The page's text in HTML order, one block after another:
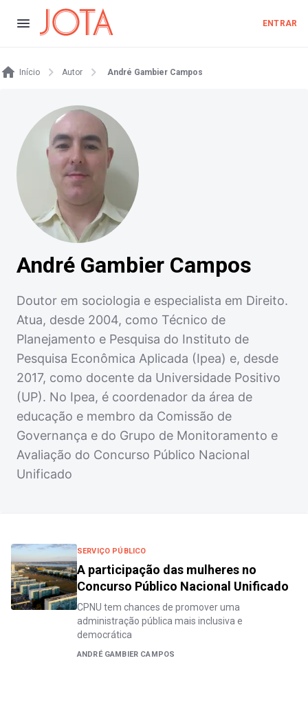
ENTRAR
Início Autor André Gambier Campos
André Gambier Campos
Doutor em sociologia e especialista em Direito.
Atua, desde 2004, como Técnico de
Planejamento e Pesquisa do Instituto de
Pesquisa Econômica Aplicada (Ipea) e, desde
2017, como docente da Universidade Positivo
(UP). No Ipea, é coordenador da área de
educação e membro da Comissão de
Governança e do Grupo de Monitoramento e
Avaliação do Concurso Público Nacional
Unificado
SERVIÇO PÚBLICO
A participação das mulheres no
Concurso Público Nacional Unificado
CPNU tem chances de promover uma
administração pública mais inclusiva e
democrática
ANDRÉ GAMBIER CAMPOS